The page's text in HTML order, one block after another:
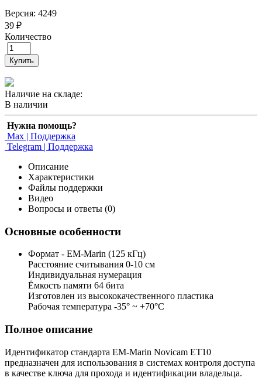
Версия: 4249
39 ₽
Количество
Купить
Наличие на складе:
В наличии
Нужна помощь?
Max | Поддержка
Telegram | Поддержка
Описание
Характеристики
Файлы поддержки
Видео
Вопросы и ответы (0)
Основные особенности
Формат - EM-Marin (125 кГц)
Расстояние считывания 0-10 см
Индивидуальная нумерация
Ёмкость памяти 64 бита
Изготовлен из высококачественного пластика
Рабочая температура -35° ~ +70°С
Полное описание
Идентификатор стандарта EM-Marin Novicam ET10
предназначен для использования в системах контроля доступа
в качестве ключа для прохода и идентификации владельца.